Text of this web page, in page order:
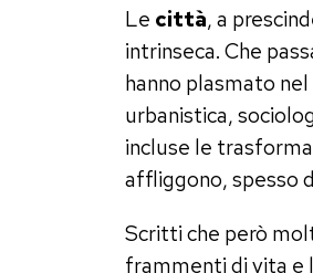
Le città, a
intrinseca. Che
hanno plasmato
urbanistica,
incluse le
affliggono, spesso
Scritti che però
frammenti di vita e